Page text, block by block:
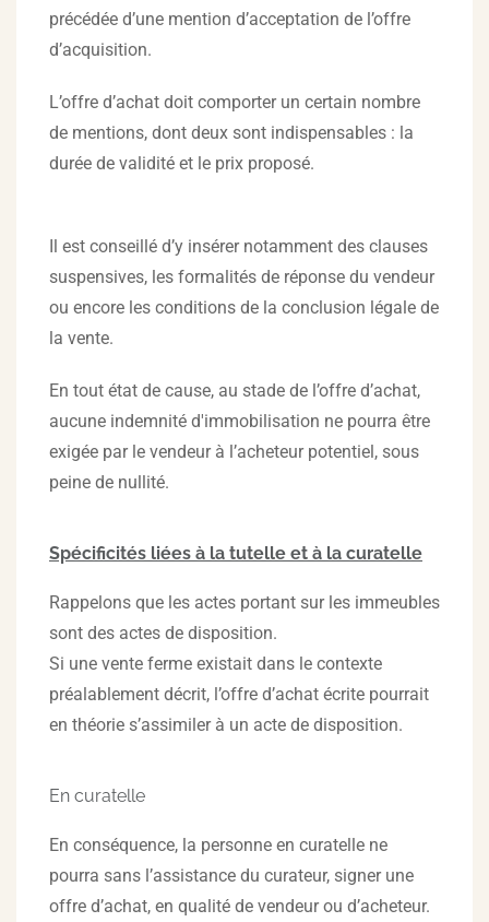
précédée d’une mention d’acceptation de l’offre
d’acquisition.
L’offre d’achat doit comporter un certain nombre
de mentions, dont deux sont indispensables : la
durée de validité et le prix proposé.
Il est conseillé d’y insérer notamment des clauses
suspensives, les formalités de réponse du vendeur
ou encore les conditions de la conclusion légale de
la vente.
En tout état de cause, au stade de l’offre d’achat,
aucune indemnité d'immobilisation ne pourra être
exigée par le vendeur à l’acheteur potentiel, sous
peine de nullité.
Spécificités liées à la tutelle et à la curatelle
Rappelons que les actes portant sur les immeubles
sont des actes de disposition.
Si une vente ferme existait dans le contexte
préalablement décrit, l’offre d’achat écrite pourrait
en théorie s’assimiler à un acte de disposition.
En curatelle
En conséquence, la personne en curatelle ne
pourra sans l’assistance du curateur, signer une
offre d’achat, en qualité de vendeur ou d’acheteur.